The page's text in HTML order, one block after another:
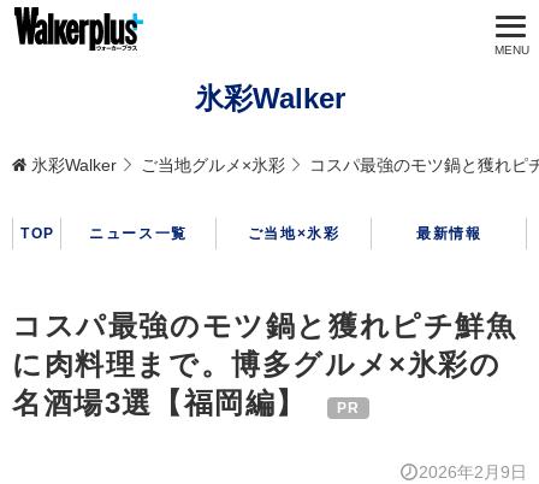
氷彩Walker
氷彩Walker ご当地グルメ×氷彩 コスパ最強のモツ鍋と獲れピ
TOP ニュース一覧 ご当地×氷彩 最新情報
コスパ最強のモツ鍋と獲れピチ鮮魚
に肉料理まで。博多グルメ×氷彩の
名酒場3選【福岡編】
2026年2月9日